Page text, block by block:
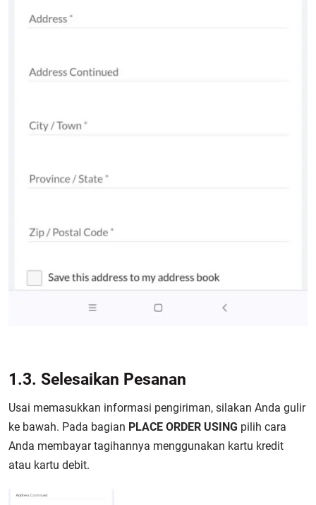
1.3. Selesaikan Pesanan
Usai memasukkan informasi pengiriman, silakan Anda gulir
ke bawah. Pada bagian PLACE ORDER USING pilih cara
Anda membayar tagihannya menggunakan kartu kredit
atau kartu debit.